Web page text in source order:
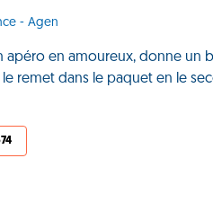
- Agen
en amoureux, donne un
remet dans le paquet en le